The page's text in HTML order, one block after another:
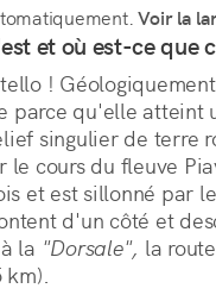
Voir la
et où est-ce que
!
parce qu'elle atteint
singulier de terre
le cours du fleuve
et est sillonné par
d'un côté et
la "Dorsale", la
km).